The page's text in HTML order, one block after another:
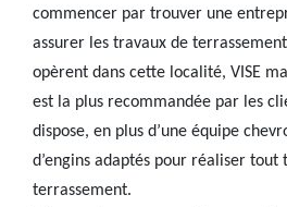
commencer par trouver une
assurer les travaux de
opèrent dans cette localité, VISE
est la plus recommandée par les
dispose, en plus d’une équipe
d’engins adaptés pour réaliser tout
terrassement.